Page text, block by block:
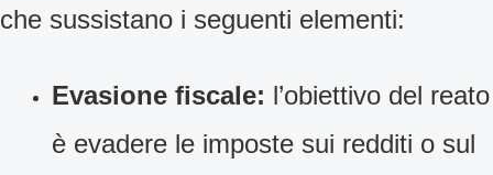
che sussistano i seguenti elementi:
Evasione fiscale: l’obiettivo del reato
è evadere le imposte sui redditi o sul